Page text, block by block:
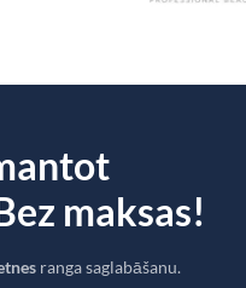
maksas!
ranga saglabāšanu.